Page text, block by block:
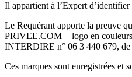
Il appartient à l’Expert
Le Requérant apporte la preuve
PRIVEE.COM + logo en
INTERDIRE n° 06 3 440 679, de
Ces marques sont enregistrées et